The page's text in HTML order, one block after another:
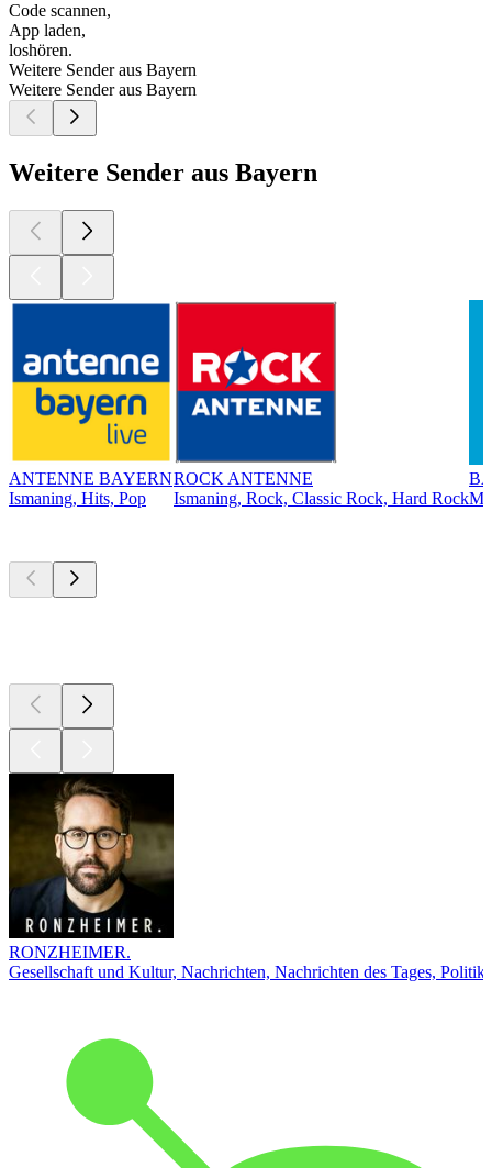
Code scannen,
App laden,
loshören.
Weitere Sender aus Bayern
Weitere Sender aus Bayern
Weitere Sender aus Bayern
ANTENNE BAYERN
Ismaning, Hits, Pop
ROCK ANTENNE
Ismaning, Rock, Classic Rock, Hard Rock
RONZHEIMER.
Gesellschaft und Kultur, Nachrichten, Nachrichten des Tages, Politik